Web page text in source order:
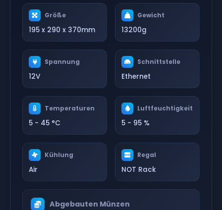
Größe
195 x 290 x 370mm
Gewicht
13200g
Spannung
12V
Schnittstelle
Ethernet
Temperaturen
5 - 45 °C
Luftfeuchtigkeit
5 - 95 %
Kühlung
Air
Regal
NOT Rack
Abgebauten Münzen